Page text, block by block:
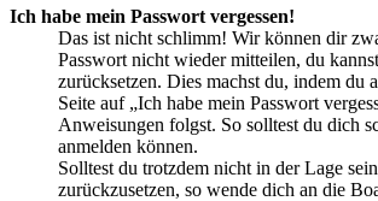
Ich habe mein Passwort vergessen!
Das ist nicht schlimm! Wir können dir
Passwort nicht wieder mitteilen, du
zurücksetzen. Dies machst du, indem du
Seite auf „Ich habe mein Passwort
Anweisungen folgst. So solltest du dich
anmelden können.
Solltest du trotzdem nicht in der Lage
zurückzusetzen, so wende dich an die